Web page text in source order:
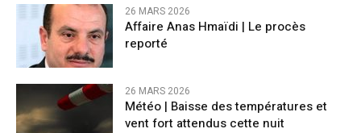
26 MARS 2026
Affaire Anas Hmaïdi | Le procès
reporté
26 MARS 2026
​Météo | Baisse des températures et
vent fort attendus cette nuit